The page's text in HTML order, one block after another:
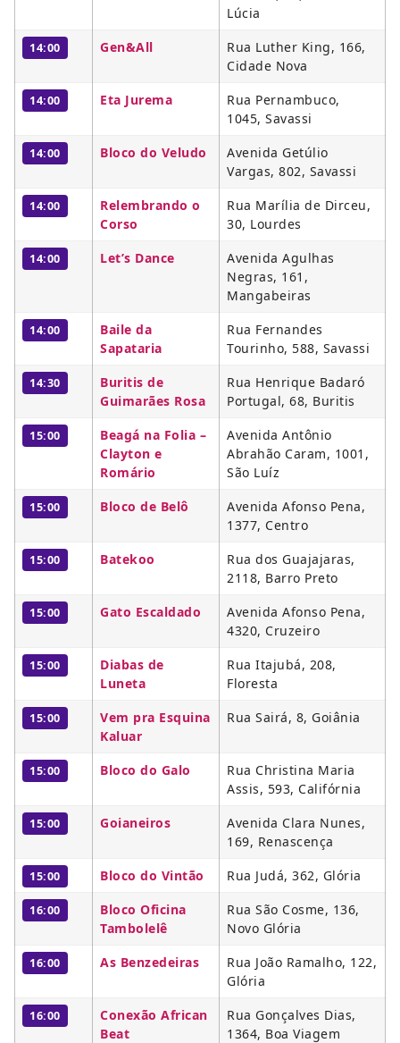
Lúcia
14:00 Gen&All
Rua Luther King, 166,
Cidade Nova
14:00 Eta Jurema
Rua Pernambuco,
1045, Savassi
14:00 Bloco do Veludo
Avenida Getúlio
Vargas, 802, Savassi
14:00
Relembrando o
Corso
Rua Marília de Dirceu,
30, Lourdes
14:00 Let’s Dance
Avenida Agulhas
Negras, 161,
Mangabeiras
14:00
Baile da
Sapataria
Rua Fernandes
Tourinho, 588, Savassi
14:30
Buritis de
Guimarães Rosa
Rua Henrique Badaró
Portugal, 68, Buritis
15:00
Beagá na Folia –
Clayton e
Romário
Avenida Antônio
Abrahão Caram, 1001,
São Luíz
15:00 Bloco de Belô
Avenida Afonso Pena,
1377, Centro
15:00 Batekoo
Rua dos Guajajaras,
2118, Barro Preto
15:00 Gato Escaldado
Avenida Afonso Pena,
4320, Cruzeiro
15:00
Diabas de
Luneta
Rua Itajubá, 208,
Floresta
15:00
Vem pra Esquina
Kaluar
Rua Sairá, 8, Goiânia
15:00 Bloco do Galo
Rua Christina Maria
Assis, 593, Califórnia
15:00 Goianeiros
Avenida Clara Nunes,
169, Renascença
15:00 Bloco do Vintão Rua Judá, 362, Glória
16:00
Bloco Oficina
Tambolelê
Rua São Cosme, 136,
Novo Glória
16:00 As Benzedeiras
Rua João Ramalho, 122,
Glória
16:00
Conexão African
Beat
Rua Gonçalves Dias,
1364, Boa Viagem